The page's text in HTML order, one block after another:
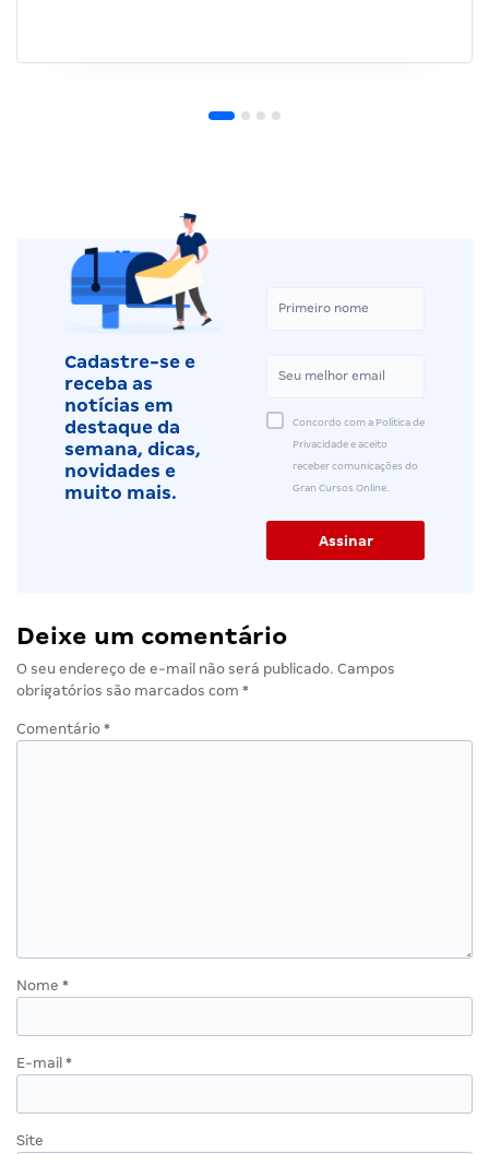
Cadastre-se e
receba as
notícias em
destaque da
semana, dicas,
novidades e
muito mais.
Concordo com a Política de
Privacidade e aceito
receber comunicações do
Gran Cursos Online.
Deixe um comentário
O seu endereço de e-mail não será publicado. Campos
obrigatórios são marcados com *
Comentário *
Nome *
E-mail *
Site